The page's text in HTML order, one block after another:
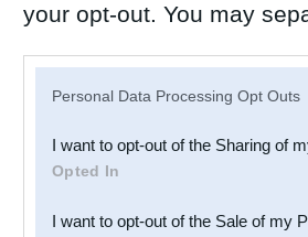
your opt-out. You may
Downstream Participants
third parties.
Personal Data Processing Opt Outs
I want to opt-out of the Sharing of
Opted In
I want to opt-out of the Sale of my